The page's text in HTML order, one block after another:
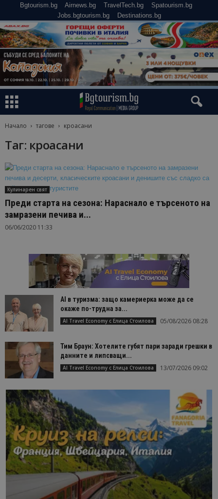
Bgtourism.bg Airnews.bg TravelTech.bg
Spatourism.bg
Jobs.bgtourism.bg
Destinations.bg
Начало тагове кроасани
Таг: кроасани
Кулинарен свят
Преди старта на сезона: Нараснало е търсеното на
замразени печива и...
06/06/2020 11:33
AI в туризма: защо камериерка може да се
окаже по-трудна за...
AI Travel Economy с Елица Стоилова 05/08/2026 08:28
Тим Браун: Хотелите губят пари заради грешки в
данните и липсващи...
AI Travel Economy с Елица Стоилова 13/07/2026 09:02